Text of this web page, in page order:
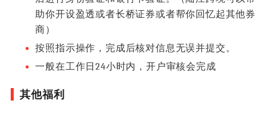
助你开设盈透或者长桥证券或者帮你回忆起其他券
商）
按照指示操作，完成后核对信息无误并提交。
一般在工作日24小时内，开户审核会完成
其他福利